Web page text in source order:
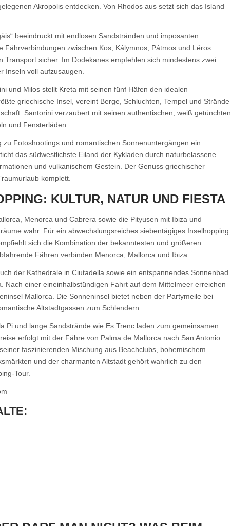
Akropolis entdecken. Von Rhodos aus setzt sich das Island
beeindruckt mit endlosen Sandstränden und imposanten
Fährverbindungen zwischen Kos, Kálymnos, Pátmos und Léros
Transport sicher. Im Dodekanes empfehlen sich mindestens zwei
Inseln voll aufzusaugen.
und Milos stellt Kreta mit seinen fünf Häfen den idealen
griechische Insel, vereint Berge, Schluchten, Tempel und Strände
Santorini verzaubert mit seinen authentischen, weiß getünchten
und Fensterläden.
zu Fotoshootings und romantischen Sonnenuntergängen ein.
das südwestlichste Eiland der Kykladen durch naturbelassene
und vulkanischem Gestein. Der Genuss griechischer
komplett.
KULTUR, NATUR UND FIESTA
Menorca und Cabrera sowie die Pityusen mit Ibiza und
wahr. Für ein abwechslungsreiches siebentägiges Inselhopping
sich die Kombination der bekanntesten und größeren
Fähren verbinden Menorca, Mallorca und Ibiza.
der Kathedrale in Ciutadella sowie ein entspannendes Sonnenbad
Nach einer eineinhalbstündigen Fahrt auf dem Mittelmeer erreichen
Mallorca. Die Sonneninsel bietet neben der Partymeile bei
Altstadtgassen zum Schlendern.
Pi und lange Sandstrände wie Es Trenc laden zum gemeinsamen
erfolgt mit der Fähre von Palma de Mallorca nach San Antonio
faszinierenden Mischung aus Beachclubs, bohemischem
und der charmanten Altstadt gehört wahrlich zu den
Tour.